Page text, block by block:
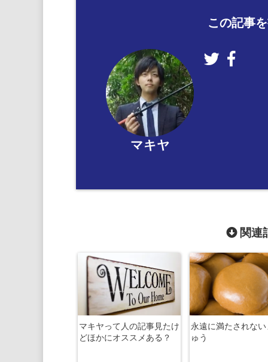
この記事
マキヤ
関連
マキヤって人の記事見たけ
どほかにオススメある？
永遠に満たされな
ゅう